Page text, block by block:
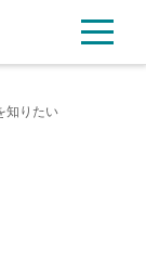
知りたい